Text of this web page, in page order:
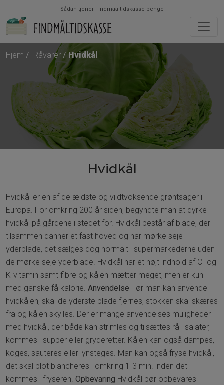
Sådan tjener Findmaaltidskasse penge
Hjem Råvarer Hvidkål
Hvidkål
Hvidkål er en af de ældste og vildtvoksende grøntsager i
Europa. For omkring 200 år siden, begyndte man at dyrke
hvidkål på gårdene i stedet for. Hvidkål består af blade, der
tilsammen danner et fast hoved og har mørke seje
yderblade, det sælges dog normalt i supermarkederne uden
de mørke seje yderblade. Hvidkål har et højt indhold af C- og
K-vitamin samt fibre og kålen mætter meget, men er kun
med ganske få kalorie. Anvendelse Før man kan anvende
hvidkålen, skal de yderste blade fjernes, stokken skal skæres
fra og kålen skylles. Der er mange anvendelses muligheder
med hvidkål, der både kan strimles og tilsættes rå i salater,
kommes i supper eller gryderetter. Kålen kan også dampes,
koges, sauteres eller lynsteges. Man kan også fryse hvidkål,
det skal blot blancheres i omkring 1-3 min. inden det
kommes i fryseren. Opbevaring Hvidkål bør opbevares i